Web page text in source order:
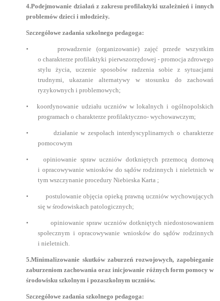
4.Podejmowanie działań z zakresu profilaktyki uzależnień i innych
problemów dzieci i młodzieży.
Szczegółowe zadania szkolnego pedagoga:
•prowadzenie (organizowanie) zajęć przede wszystkim
o charakterze profilaktyki pierwszorzędowej - promocja zdrowego
stylu życia, uczenie sposobów radzenia sobie z sytuacjami
trudnymi, ukazanie alternatywy w stosunku do zachowań
ryzykownych i problemowych;
•koordynowanie udziału uczniów w lokalnych i ogólnopolskich
programach o charakterze profilaktyczno- wychowawczym;
•
działanie w zespołach interdyscyplinarnych o charakterze
pomocowym
•opiniowanie spraw uczniów dotkniętych przemocą domową
i opracowywanie wniosków do sądów rodzinnych i nieletnich w
tym wszczynanie procedury Niebieska Karta ;
•
postulowanie objęcia opieką prawną uczniów wychowujących
się w środowiskach patologicznych;
•
opiniowanie spraw uczniów dotkniętych niedostosowaniem
społecznym i opracowywanie wniosków do sądów rodzinnych
i nieletnich.
5.Minimalizowanie skutków zaburzeń rozwojowych, zapobieganie
zaburzeniom zachowania oraz inicjowanie różnych form pomocy w
środowisku szkolnym i pozaszkolnym uczniów.
Szczegółowe zadania szkolnego pedagoga: